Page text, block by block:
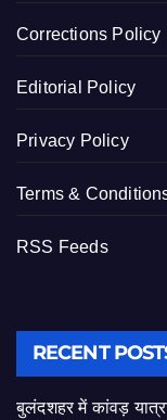
Corrections Policy
Editorial Policy
Privacy Policy
Terms &
RSS Feeds
RECENT
बुलंदशहर में कांवड़